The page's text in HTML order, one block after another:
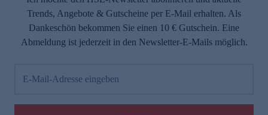
Trends, Angebote & Gutscheine per E-Mail erhalten. Als
Dankeschön bekommen Sie einen 10 € Gutschein. Eine
Abmeldung ist jederzeit in den Newsletter-E-Mails möglich.
E-Mail-Adresse eingeben